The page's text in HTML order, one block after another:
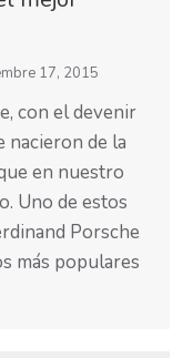
17, 2015
con el devenir
nacieron de la
en nuestro
Uno de estos
Porsche
más populares